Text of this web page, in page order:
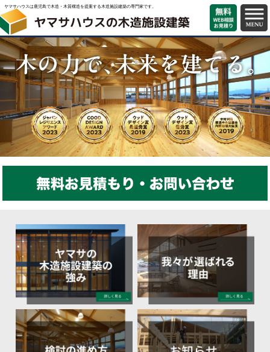
ヤマサハウスは鹿児島で木造・木質構造を提案する木造施設建築の専門家です。